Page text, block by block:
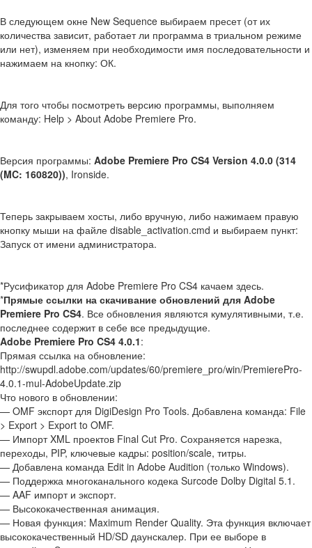
В следующем окне New Sequence выбираем пресет (от их
количества зависит, работает ли программа в триальном режиме
или нет), изменяем при необходимости имя последовательности и
нажимаем на кнопку: ОК.
Для того чтобы посмотреть версию программы, выполняем
команду: Help > About Adobe Premiere Pro.
Версия программы: Adobe Premiere Pro CS4 Version 4.0.0 (314
(MC: 160820)), Ironside.
Теперь закрываем хосты, либо вручную, либо нажимаем правую
кнопку мыши на файле disable_activation.cmd и выбираем пункт:
Запуск от имени администратора.
*Русификатор для Adobe Premiere Pro CS4 качаем здесь.
*Прямые ссылки на скачивание обновлений для Adobe
Premiere Pro CS4. Все обновления являются кумулятивными, т.е.
последнее содержит в себе все предыдущие.
Adobe Premiere Pro CS4 4.0.1:
Прямая ссылка на обновление:
http://swupdl.adobe.com/updates/60/premiere_pro/win/PremierePro-
4.0.1-mul-AdobeUpdate.zip
Что нового в обновлении:
— OMF экспорт для DigiDesign Pro Tools. Добавлена команда: File
> Export > Export to OMF.
— Импорт XML проектов Final Cut Pro. Сохраняется нарезка,
переходы, PIP, ключевые кадры: position/scale, титры.
— Добавлена команда Edit in Adobe Audition (только Windows).
— Поддержка многоканального кодека Surcode Dolby Digital 5.1.
— AAF импорт и экспорт.
— Высококачественная анимация.
— Новая функция: Maximum Render Quality. Эта функция включает
высококачественный HD/SD даунскалер. При ее выборе в